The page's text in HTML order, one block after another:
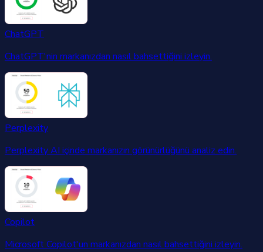
ChatGPT
ChatGPT'nin markanızdan nasıl bahsettiğini izleyin.
Perplexity
Perplexity AI içinde markanızın görünürlüğünü analiz edin.
Copilot
Microsoft Copilot'un markanızdan nasıl bahsettiğini izleyin.